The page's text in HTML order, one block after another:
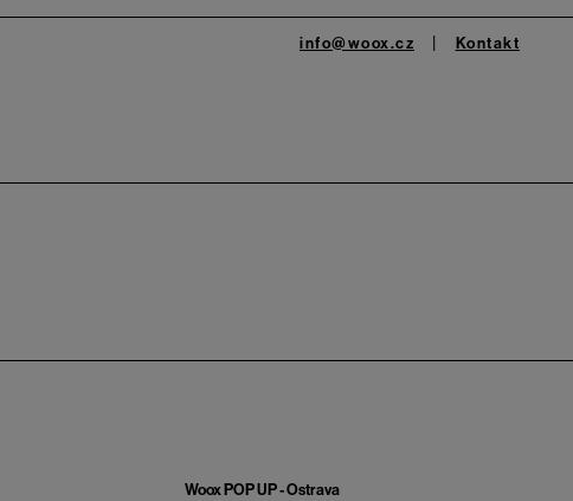
info@woox.cz Kontakt
Woox POP UP - Ostrava